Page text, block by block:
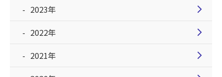
2023年 chevron_right
2022年 chevron_right
2021年 chevron_right